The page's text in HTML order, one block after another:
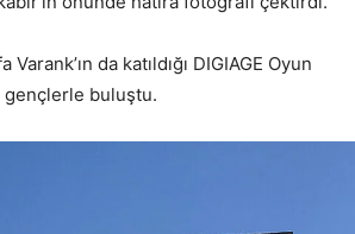
da katıldığı DIGIAGE Oyun
gençlerle buluştu.